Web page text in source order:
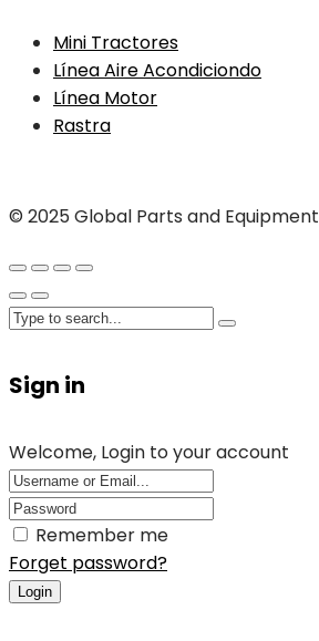
Mini Tractores
Línea Aire Acondiciondo
Línea Motor
Rastra
© 2025 Global Parts and Equipment
Sign in
Welcome, Login to your account
Remember me
Forget password?
Login